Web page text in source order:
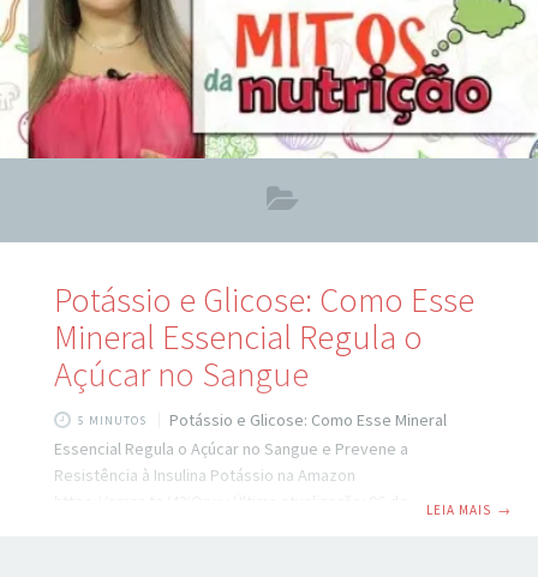
Potássio e Glicose: Como Esse
Mineral Essencial Regula o
Açúcar no Sangue
5 MINUTOS
Potássio e Glicose: Como Esse Mineral
Essencial Regula o Açúcar no Sangue e Prevene a
Resistência à Insulina Potássio na Amazon
LEIA MAIS →